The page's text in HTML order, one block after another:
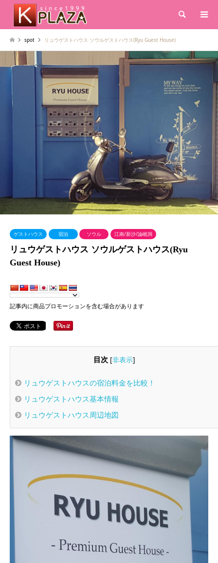
検索
spot リュウゲストハウス ソウルゲストハウス(Ryu Guest House)
ゲストハウス 宿泊 ソウル 江南/新沙/論峴洞
リュウゲストハウス ソウルゲストハウス(Ryu
Guest House)
記事内に商品プロモーションを含む場合があります
目次 [非表示]
リュウゲストハウスの宿泊料金を比較！
リュウゲストハウス基本情報
リュウゲストハウス周辺地図